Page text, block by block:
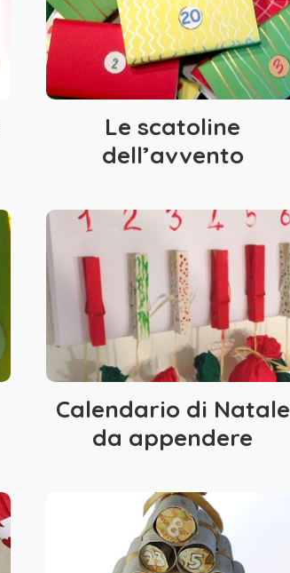
Le scatoline
dell’avvento
Calendario di Natale
da appendere